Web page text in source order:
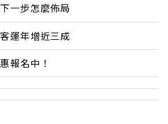
一步怎麼佈局
運年增近三成
報名中！